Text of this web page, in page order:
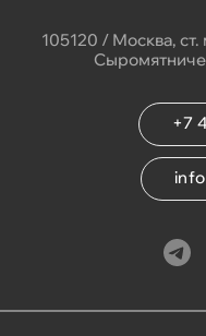
105120 / Москва,
+7